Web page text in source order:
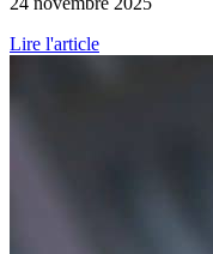
Lire l'article